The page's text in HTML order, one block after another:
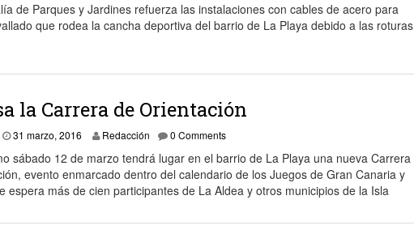
de Parques y Jardines refuerza las instalaciones con cables de acero para
que rodea la cancha deportiva del barrio de La Playa debido a las roturas
la Carrera de Orientación
31 marzo, 2016 31 marzo, 2016
Redacción 0 Comments
sábado 12 de marzo tendrá lugar en el barrio de La Playa una nueva Carrera
evento enmarcado dentro del calendario de los Juegos de Gran Canaria y
espera más de cien participantes de La Aldea y otros municipios de la Isla